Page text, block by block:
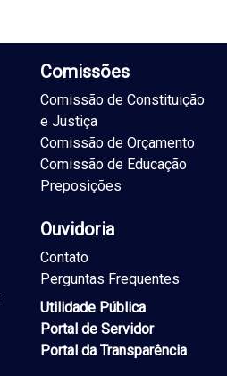
Comissões
Comissão de Constituição
e Justiça
Comissão de Orçamento
Comissão de Educação
Preposições
Ouvidoria
Contato
Perguntas Frequentes
Utilidade Pública
Portal de Servidor
Portal da Transparência